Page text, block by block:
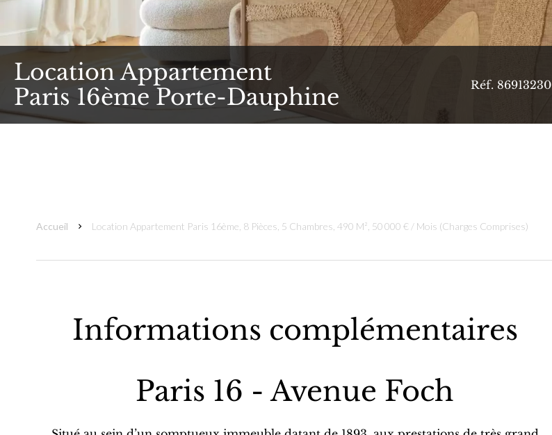
Location Appartement
Paris 16ème Porte-Dauphine
Réf. 86913230
Accueil Location Appartement Paris 16ème, 8 Pièces, 5 Chambres, 490 M², 50 000 € / Mois (Charges Comprises)
Informations complémentaires
Paris 16 - Avenue Foch